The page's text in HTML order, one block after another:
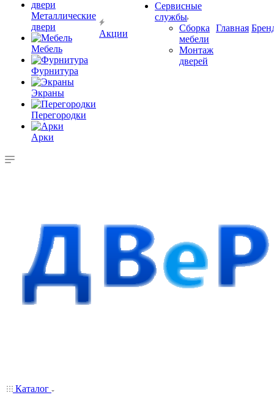
Металлические
двери
Мебель
Фурнитура
Экраны
Перегородки
Арки
Акции
Сервисные
службы
Сборка
мебели
Монтаж
дверей
Главная
Каталог